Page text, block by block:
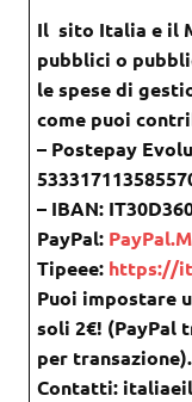
Il sito Italia e il
pubblici o
le spese di
come puoi
– Postepay
– IBAN:
PayPal:
Tipeee: https://
Puoi impostare
soli 2€! (PayPal
per transazione).
Contatti: